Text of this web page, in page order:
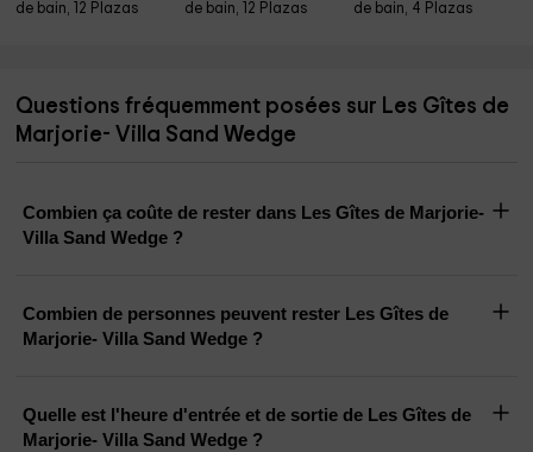
de bain, 12 Plazas
de bain, 12 Plazas
de bain, 4 Plazas
Questions fréquemment posées sur Les Gîtes de
Marjorie- Villa Sand Wedge
Combien ça coûte de rester dans Les Gîtes de Marjorie-
Villa Sand Wedge ?
Combien de personnes peuvent rester Les Gîtes de
Marjorie- Villa Sand Wedge ?
Quelle est l'heure d'entrée et de sortie de Les Gîtes de
Marjorie- Villa Sand Wedge ?